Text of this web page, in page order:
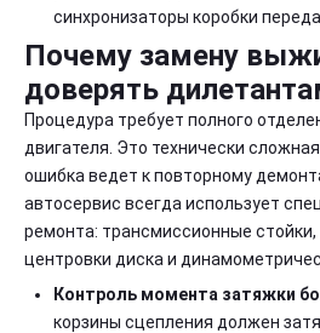
синхронизаторы коробки
Почему замену
доверять
Процедура требует полного
двигателя. Это технически
ошибка ведет к повторному
автосервис всегда использует
ремонта: трансмиссионные
центровки диска и
Контроль момента затяжки
корзины сцепления должен